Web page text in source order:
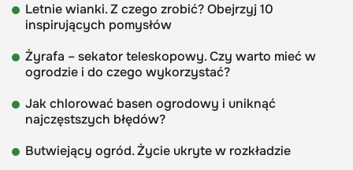
Letnie wianki. Z czego zrobić? Obejrzyj 10
inspirujących pomysłów
Żyrafa – sekator teleskopowy. Czy warto mieć w
ogrodzie i do czego wykorzystać?
Jak chlorować basen ogrodowy i uniknąć
najczęstszych błędów?
Butwiejący ogród. Życie ukryte w rozkładzie